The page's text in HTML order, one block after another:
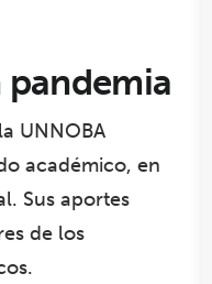
UNNOBA
académico, en
Sus aportes
de los